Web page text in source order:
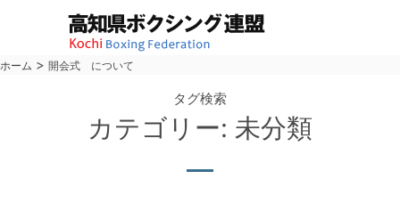
ホーム > 開会式 について
japan amateur boxing
タグ検索
カテゴリー: 未分類